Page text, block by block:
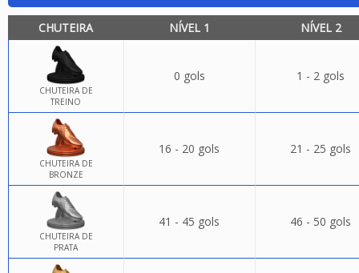
CHUTEIRA NÍVEL 1 NÍVEL 2
CHUTEIRA DE
TREINO
0 gols 1 - 2 gols
CHUTEIRA DE
BRONZE
16 - 20 gols 21 - 25 gols
CHUTEIRA DE
PRATA
41 - 45 gols 46 - 50 gols